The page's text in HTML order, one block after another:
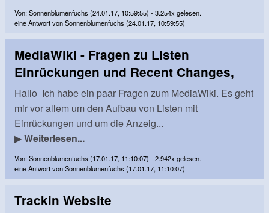
Von: Sonnenblumenfuchs (24.01.17, 10:59:55) - 3.254x gelesen.
eine Antwort von Sonnenblumenfuchs (24.01.17, 10:59:55)
MediaWiki - Fragen zu Listen
Einrückungen und Recent Changes,
Hallo Ich habe ein paar Fragen zum MediaWiki. Es geht
mir vor allem um den Aufbau von Listen mit
Einrückungen und um die Anzeig...
▶Weiterlesen...
Von: Sonnenblumenfuchs (17.01.17, 11:10:07) - 2.942x gelesen.
eine Antwort von Sonnenblumenfuchs (17.01.17, 11:10:07)
Trackin Website